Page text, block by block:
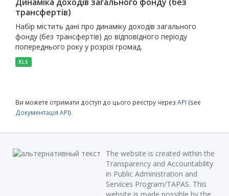
трансфертів)
Набір містить дані про динаміку доходів загального
фонду (без трансфертів) до відповідного періоду
попереднього року у розрізі громад.
XLS
Ви можете отримати доступ до цього реєстру через API (see
Документація API).
The website is created within the
Transparency and Accountability
in Public Administration and
Services Program/TAPAS. This